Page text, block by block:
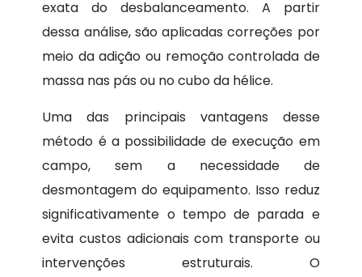
exata do desbalanceamento. A partir
dessa análise, são aplicadas correções por
meio da adição ou remoção controlada de
massa nas pás ou no cubo da hélice.
Uma das principais vantagens desse
método é a possibilidade de execução em
campo, sem a necessidade de
desmontagem do equipamento. Isso reduz
significativamente o tempo de parada e
evita custos adicionais com transporte ou
intervenções estruturais. O